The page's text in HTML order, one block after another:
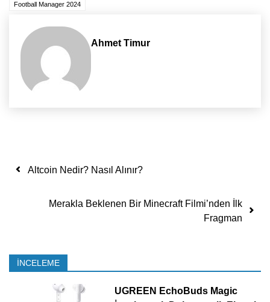
Football Manager 2024
Ahmet Timur
Yazı dolaşımı
Altcoin Nedir? Nasıl Alınır?
Merakla Beklenen Bir Minecraft Filmi’nden İlk
Fragman
İNCELEME
UGREEN EchoBuds Magic